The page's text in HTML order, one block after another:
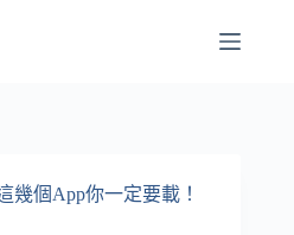
幾個App你一定要載！